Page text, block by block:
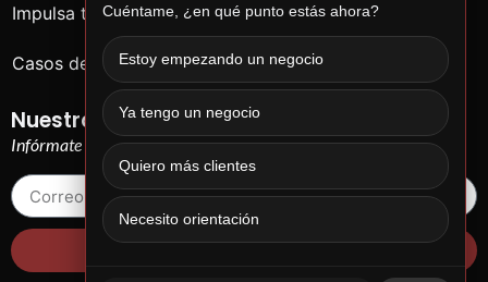
Impulsa tu negocio
Casos de éxito
Nuestras chorradas
Infórmate de cosas que no te importan…
Cuéntame, ¿en qué punto estás ahora?
Estoy empezando un negocio
Ya tengo un negocio
Quiero más clientes
Necesito orientación